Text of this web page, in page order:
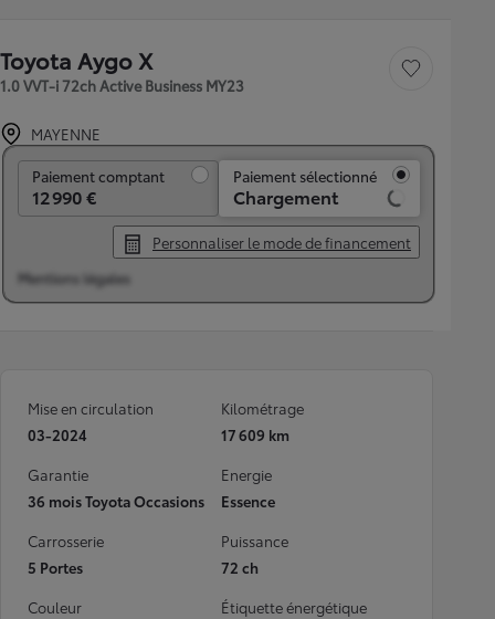
Toyota Aygo X
1.0 VVT-i 72ch Active Business MY23
Sauvegarder le
MAYENNE
Paiement comptant
12 990 €
Paiement sélectionné
Chargement
Personnaliser le mode de financement
Mentions légales
Mise en circulation
03-2024
Kilométrage
17 609 km
Garantie
36 mois Toyota Occasions
Energie
Essence
Carrosserie
5 Portes
Puissance
72 ch
Couleur
Étiquette énergétique